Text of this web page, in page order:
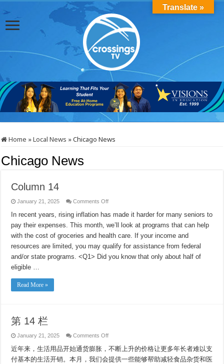
Home »Local News »Chicago News
Chicago News
Column 14
January 21, 2025 Comments Offon
14
In recent years, rising inflation has made it harder for many seniors to
pay their expenses. This month, we’ll look at programs that can help
with the cost of groceries and health care. If your income and
resources are limited, you may qualify for assistance from federal
and/or state programs. <Q1> Did you know that only about half of
eligible …
Read More »
第 14 栏
January 21, 2025 Comments Offon
14
栏
近年来，生活用品开始通货膨胀，不断上升的价格让更多年长者难以支
付基本的生活开销。本月，我们会提供一些能够帮助减轻食品杂货和医
Translate »